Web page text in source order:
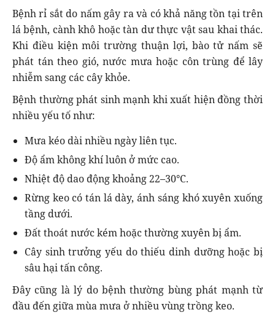
Bệnh rỉ sắt do nấm gây ra và có khả năng tồn tại trên
lá bệnh, cành khô hoặc tàn dư thực vật sau khai thác.
Khi điều kiện môi trường thuận lợi, bào tử nấm sẽ
phát tán theo gió, nước mưa hoặc côn trùng để lây
nhiễm sang các cây khỏe.
Bệnh thường phát sinh mạnh khi xuất hiện đồng thời
nhiều yếu tố như:
Mưa kéo dài nhiều ngày liên tục.
Độ ẩm không khí luôn ở mức cao.
Nhiệt độ dao động khoảng 22–30°C.
Rừng keo có tán lá dày, ánh sáng khó xuyên xuống
tầng dưới.
Đất thoát nước kém hoặc thường xuyên bị ẩm.
Cây sinh trưởng yếu do thiếu dinh dưỡng hoặc bị
sâu hại tấn công.
Đây cũng là lý do bệnh thường bùng phát mạnh từ
đầu đến giữa mùa mưa ở nhiều vùng trồng keo.